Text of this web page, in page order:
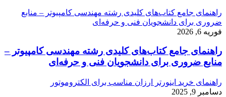
راهنمای جامع کتاب‌های کلیدی رشته مهندسی کامپیوتر – منابع
ضروری برای دانشجویان فنی و حرفه‌ای
فوریه 6, 2026
راهنمای جامع کتاب‌های کلیدی رشته مهندسی کامپیوتر –
منابع ضروری برای دانشجویان فنی و حرفه‌ای
راهنمای خرید اینورتر ارزان مناسب برای الکتروموتور
دسامبر 9, 2025